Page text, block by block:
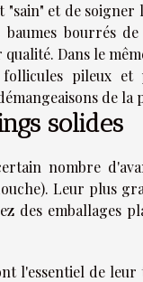
et de
bourrés
Dans le
pileux et
de
solides
nombre
Leur plus
des emballages
l'essentiel de